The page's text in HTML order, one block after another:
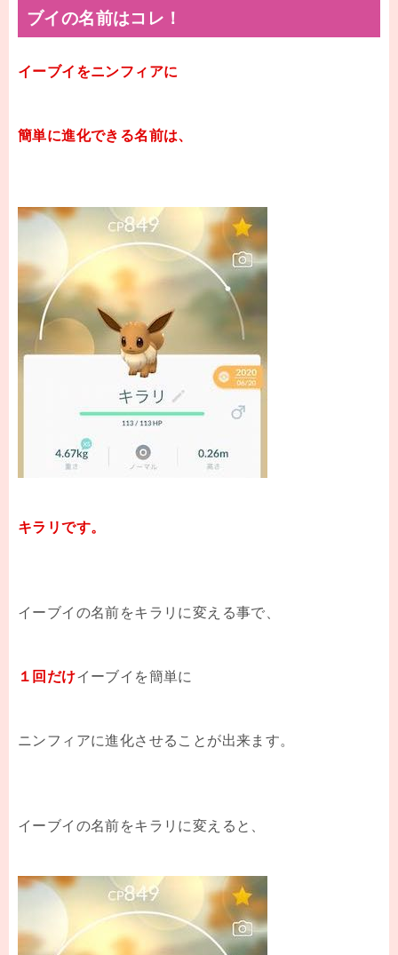
ブイの名前はコレ！
イーブイをニンフィアに
簡単に進化できる名前は、
キラリです。
イーブイの名前をキラリに変える事で、
１回だけイーブイを簡単に
ニンフィアに進化させることが出来ます。
イーブイの名前をキラリに変えると、